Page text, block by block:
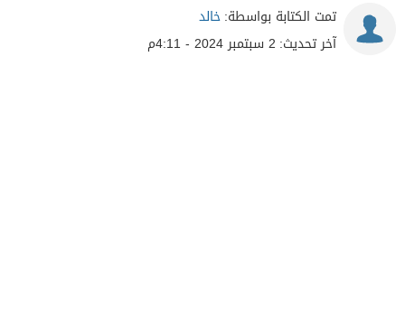
تمت الكتابة بواسطة:خالد
آخر تحديث: 2 سبتمبر 2024 - 4:11م